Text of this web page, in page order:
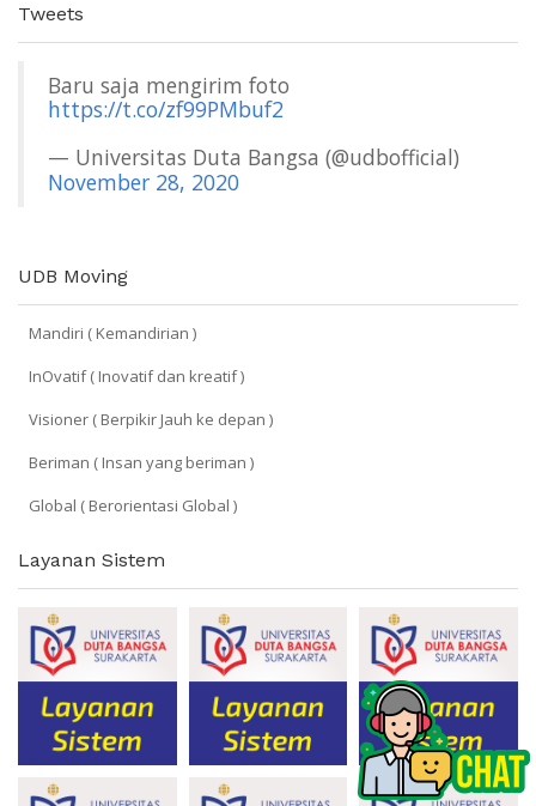
Tweets
Baru saja mengirim foto
https://t.co/zf99PMbuf2
— Universitas Duta Bangsa (@udbofficial)
November 28, 2020
UDB Moving
Mandiri ( Kemandirian )
InOvatif ( Inovatif dan kreatif )
Visioner ( Berpikir Jauh ke depan )
Beriman ( Insan yang beriman )
Global ( Berorientasi Global )
Layanan Sistem